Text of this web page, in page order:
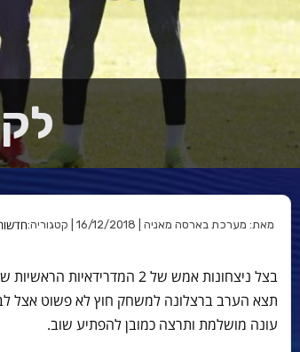
מאת: מערכת בארסה מאניה | 16/12/2018 | קטגוריה:
בצל ניצחונות אמש של 2
תצא הערב ברצלונה למשחק חוץ לא פשוט אצל
עונה מושלמת ותרצה כמובן להפתיע שוב.